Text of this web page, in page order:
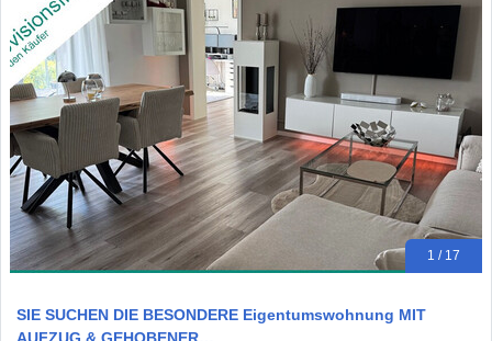
1 / 17
SIE SUCHEN DIE BESONDERE Eigentumswohnung MIT